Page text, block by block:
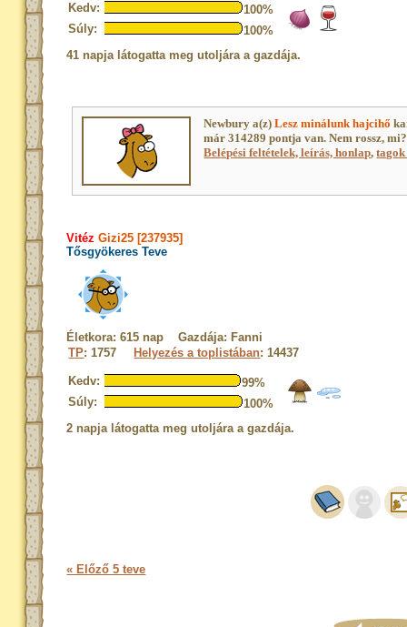
Kedv:
100%
Súly:
100%
41 napja látogatta meg utoljára a gazdája.
Newbury a(z)Lesz minálunk hajcihő
már 314289 pontja van. Nem rossz, mi?
Belépési feltételek, leírás, honlap,
Vitéz Gizi25 [237935]
Tősgyökeres Teve
Életkora: 615 nap Gazdája: Fanni
TP: 1757 Helyezés a toplistában: 14437
Kedv:
99%
Súly:
100%
2 napja látogatta meg utoljára a gazdája.
« Előző 5 teve